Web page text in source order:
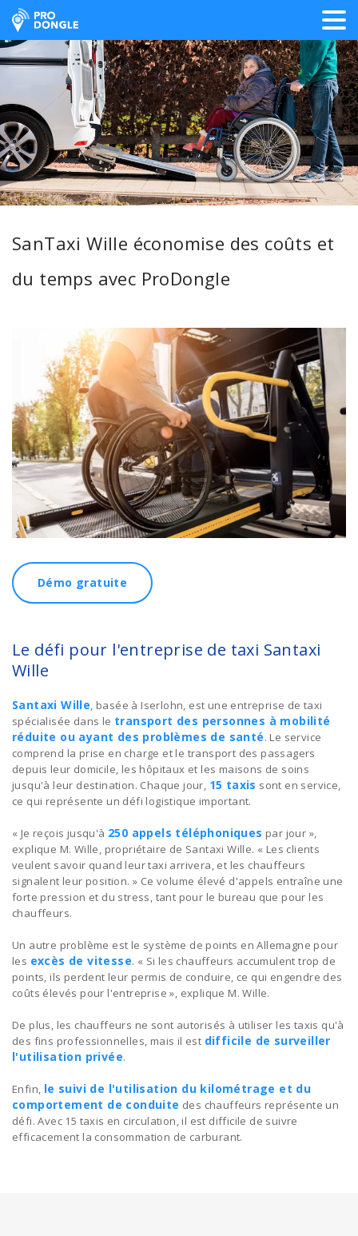
ProDongle Géolocalisation
SanTaxi Wille économise des coûts et
du temps avec ProDongle
Démo gratuite
Le défi pour l'entreprise de taxi Santaxi
Wille
Santaxi Wille, basée à Iserlohn, est une entreprise de taxi
spécialisée dans le transport des personnes à mobilité
réduite ou ayant des problèmes de santé. Le service
comprend la prise en charge et le transport des passagers
depuis leur domicile, les hôpitaux et les maisons de soins
jusqu'à leur destination. Chaque jour, 15 taxis sont en service,
ce qui représente un défi logistique important.
« Je reçois jusqu'à 250 appels téléphoniques par jour »,
explique M. Wille, propriétaire de Santaxi Wille. « Les clients
veulent savoir quand leur taxi arrivera, et les chauffeurs
signalent leur position. » Ce volume élevé d'appels entraîne une
forte pression et du stress, tant pour le bureau que pour les
chauffeurs.
Un autre problème est le système de points en Allemagne pour
les excès de vitesse. « Si les chauffeurs accumulent trop de
points, ils perdent leur permis de conduire, ce qui engendre des
coûts élevés pour l'entreprise », explique M. Wille.
De plus, les chauffeurs ne sont autorisés à utiliser les taxis qu'à
des fins professionnelles, mais il est difficile de surveiller
l'utilisation privée.
Enfin, le suivi de l'utilisation du kilométrage et du
comportement de conduite des chauffeurs représente un
défi. Avec 15 taxis en circulation, il est difficile de suivre
efficacement la consommation de carburant.